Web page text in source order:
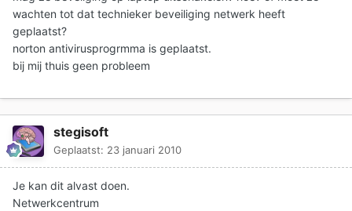
wachten tot dat technieker beveiliging netwerk heeft
geplaatst?
norton antivirusprogrmma is geplaatst.
bij mij thuis geen probleem
stegisoft
Geplaatst: 23 januari 2010
Je kan dit alvast doen.
Netwerkcentrum